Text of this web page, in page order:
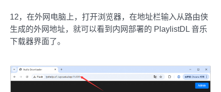
12，在外网电脑上，打开浏览器，在地址栏输入从路由侠
生成的外网地址，就可以看到内网部署的 PlaylistDL 音乐
下载器界面了。